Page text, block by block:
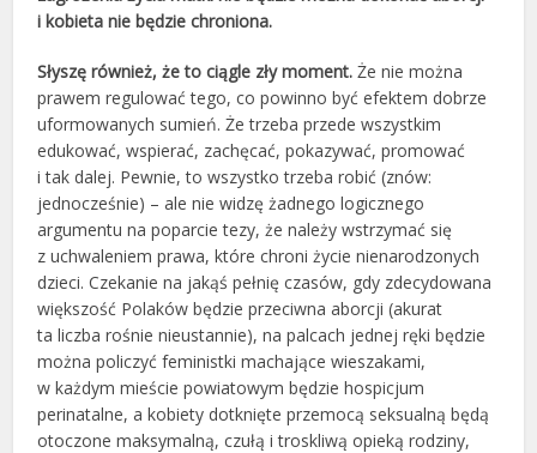
i kobieta nie będzie chroniona.
Słyszę również, że to ciągle zły moment. Że nie można
prawem regulować tego, co powinno być efektem dobrze
uformowanych sumień. Że trzeba przede wszystkim
edukować, wspierać, zachęcać, pokazywać, promować
i tak dalej. Pewnie, to wszystko trzeba robić (znów:
jednocześnie) – ale nie widzę żadnego logicznego
argumentu na poparcie tezy, że należy wstrzymać się
z uchwaleniem prawa, które chroni życie nienarodzonych
dzieci. Czekanie na jakąś pełnię czasów, gdy zdecydowana
większość Polaków będzie przeciwna aborcji (akurat
ta liczba rośnie nieustannie), na palcach jednej ręki będzie
można policzyć feministki machające wieszakami,
w każdym mieście powiatowym będzie hospicjum
perinatalne, a kobiety dotknięte przemocą seksualną będą
otoczone maksymalną, czułą i troskliwą opieką rodziny,